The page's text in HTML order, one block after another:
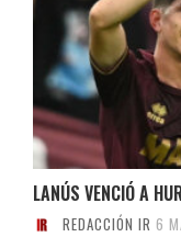
LANÚS VENCIÓ A
REDACCIÓN IR 6